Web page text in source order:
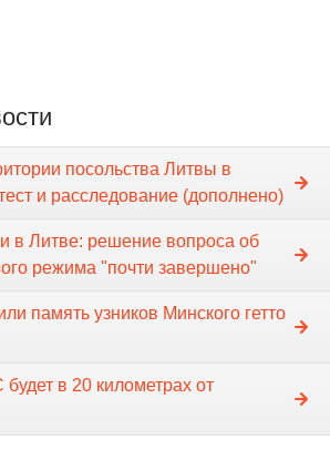
посольства Литвы в
и расследование (дополнено)
в Литве: решение вопроса об
режима "почти завершено"
память узников Минского гетто
в 20 километрах от